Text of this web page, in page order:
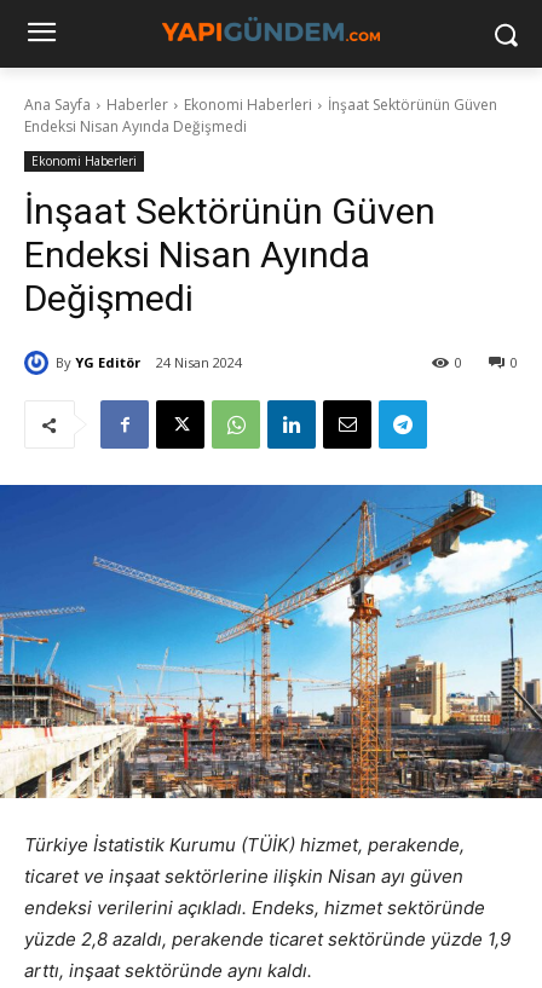
Ana Sayfa Haberler Ekonomi Haberleri
İnşaat Sektörünün Güven
Endeksi Nisan Ayında Değişmedi
Ekonomi Haberleri
İnşaat Sektörünün Güven
Endeksi Nisan Ayında
Değişmedi
By YG Editör 24 Nisan 2024 0
0
Türkiye İstatistik Kurumu (TÜİK) hizmet, perakende,
ticaret ve inşaat sektörlerine ilişkin Nisan ayı güven
endeksi verilerini açıkladı. Endeks, hizmet sektöründe
yüzde 2,8 azaldı, perakende ticaret sektöründe yüzde 1,9
arttı, inşaat sektöründe aynı kaldı.